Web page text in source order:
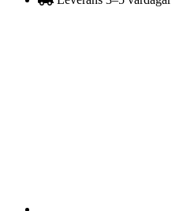
underlagstäckning